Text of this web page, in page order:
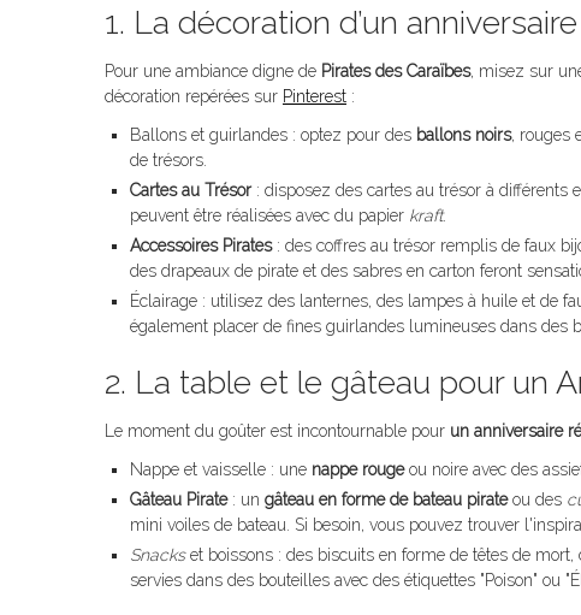
1. La décoration d’un
Pour une ambiance digne de Pirates des Caraïbes, misez sur
décoration repérées sur Pinterest :
Ballons et guirlandes : optez pour des ballons noirs, rouges
de trésors.
Cartes au Trésor: disposez des cartes au trésor à différents
peuvent être réalisées avec du papier kraft.
Accessoires Pirates: des coffres au trésor remplis de faux
des drapeaux de pirate et des sabres en carton feront
Éclairage : utilisez des lanternes, des lampes à huile et de
également placer de fines guirlandes lumineuses dans des
2. La table et le gâteau pour un
Le moment du goûter est incontournable pour un anniversaire
Nappe et vaisselle : une nappe rougeou noire avec des
Gâteau Pirate: un gâteau en forme de bateau pirateou des
mini voiles de bateau. Si besoin, vous pouvez trouver
Snackset boissons : des biscuits en forme de têtes de mort,
servies dans des bouteilles avec des étiquettes "Poison" ou